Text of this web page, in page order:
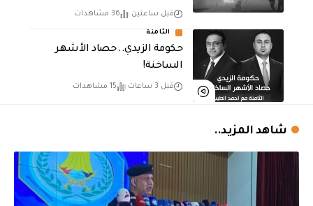
قبل ساعتين 36 مشاهدات
الثامنة
حكومة الزيدي.. حصاد الأشهر
الساخنة!
قبل 3 ساعات 15 مشاهدات
شاهد المزيد..